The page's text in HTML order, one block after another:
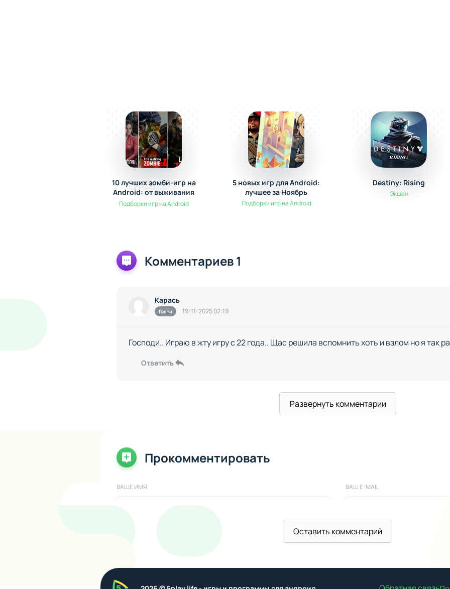
10 лучших зомби-игр на
Android: от выживания
до экшена
Подборки игр на Android
5 новых игр для Android:
лучшее за Ноябрь
Подборки игр на Android
Destiny: Rising
Экшен
Комментариев 1
Карась
Гости 19-11-2025 02:19
Господи.. Играю в жту игру с 22 года.. Щас решила вспомнить хоть и взлом но я так
Ответить
Развернуть комментарии
Прокомментировать
ВАШЕ ИМЯ ВАШ E-MAIL
Оставить комментарий
5play